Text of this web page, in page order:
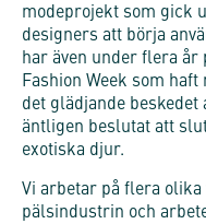
modeprojekt som gick
designers att börja
har även under flera
Fashion Week som
det glädjande beskedet
äntligen beslutat att
exotiska djur.
Vi arbetar på flera olika
pälsindustrin och